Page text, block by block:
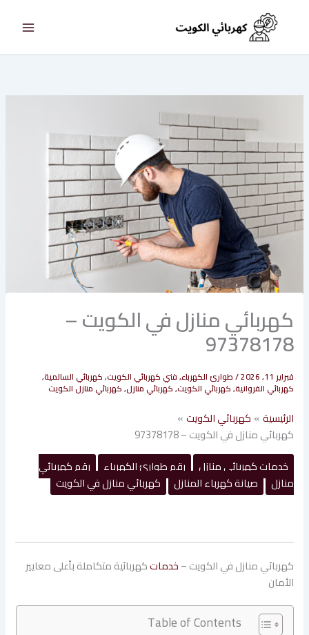
كهربائي منازل في الكويت –
97378178
فبراير 11, 2026 /طوارئ الكهرباء,فني كهربائي الكويت,كهربائي السالمية,
كهربائي الفروانية,كهربائي الكويت,كهربائي منازل,كهربائي منازل الكويت
الرئيسية
كهربائي الكويت
كهربائي منازل في الكويت – 97378178
خدمات كهربائي منازل
رقم طوارئ الكهرباء
رقم كهربائي
منازل
صيانة كهرباء المنازل كهربائي منازل في الكويت
كهربائي منازل في الكويت –خدماتكهربائية متكاملة بأعلى معايير
الأمان
Table of Contents